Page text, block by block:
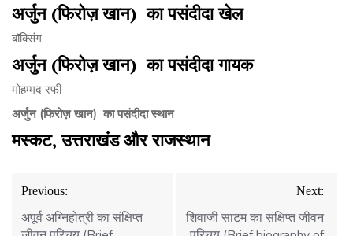
अर्जुन(फिरोज़ खान)का पसंदीदा खेल
बॉक्सिंग
अर्जुन(फिरोज़ खान)का पसंदीदा गायक
मोहम्मद रफी
अर्जुन(फिरोज़ खान) का पसंदीदा स्थान
मस्कट, उत्तराखंड और राजस्थान
Post
navigation
Previous:
अपूर्व अग्निहोत्री का संक्षिप्त
Next:
शिवाजी साटम का संक्षिप्त जीवन